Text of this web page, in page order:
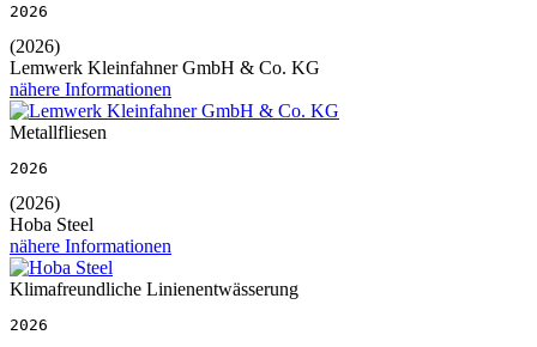
2026
(2026)
Lemwerk Kleinfahner GmbH & Co. KG
nähere Informationen
Metallfliesen
2026
(2026)
Hoba Steel
nähere Informationen
Klimafreundliche Linienentwässerung
2026